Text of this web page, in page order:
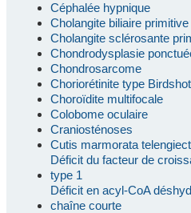
Céphalée hypnique
Cholangite biliaire
Cholangite sclérosante
Chondrodysplasie
Chondrosarcome
Choriorétinite type Birdshot
Choroïdite multifocale
Colobome oculaire
Craniosténoses
Cutis marmorata
Déficit du facteur de
type 1
Déficit en acyl-CoA
chaîne courte